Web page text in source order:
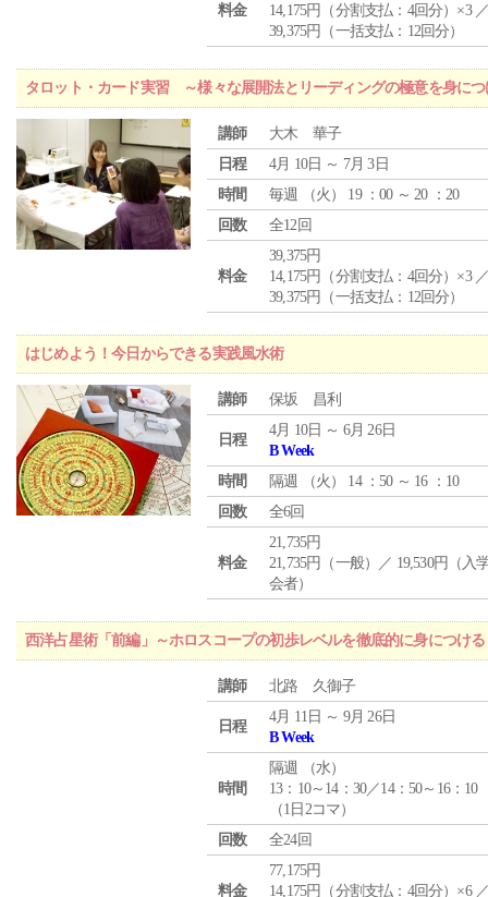
料金
14,175円（分割支払：4回分）×3
39,375円（一括支払：12回分）
タロット・カード実習 ～様々な展開法とリーディングの極意を身につ
講師
大木 華子
日程
4月 10日 ～ 7月 3日
時間
毎週 （火 ） 19 ：00 ～ 20 ：20
回数
全12回
料金
39,375円
14,175円（分割支払：4回分）×3
39,375円（一括支払：12回分）
はじめよう！今日からできる実践風水術
講師 保坂 昌利
日程
4月 10日 ～ 6月 26日
B Week
時間
隔週 （火 ） 14 ：50 ～ 16 ：10
回数
全6回
料金
21,735円
21,735円（一般）／ 19,530円（入
会者）
西洋占星術「前編」～ホロスコープの初歩レベルを徹底的に身につける
講師 北路 久御子
日程
4月 11日 ～ 9月 26日
B Week
時間
隔週 （水）
13：10～14：30／14：50～16：10
（1日2コマ）
回数
全24回
料金
77,175円
14,175円（分割支払：4回分）×6